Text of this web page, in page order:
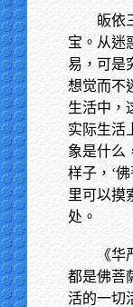
皈依
宝。从迷
易，可是
想觉而不
生活中，
实际生活
象是什么
样子，‘
里可以摸
处。
《
都是佛菩
活的一切